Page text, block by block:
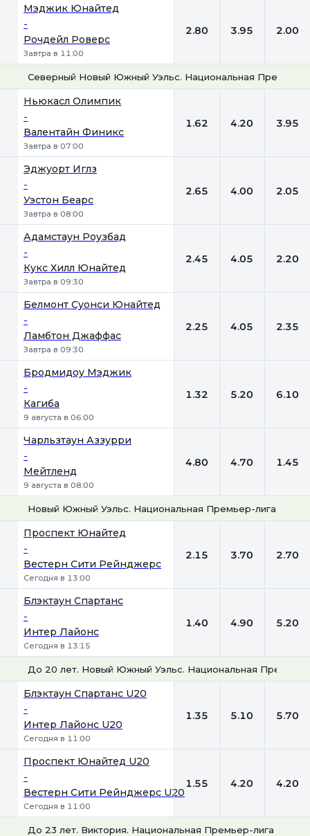
Мэджик Юнайтед
-
Рочдейл Роверс
Завтра в 11:00
2.80 3.95 2.00
Северный Новый Южный Уэльс. Национальная Премьер-
Ньюкасл Олимпик
-
Валентайн Финикс
Завтра в 07:00
1.62 4.20 3.95
Эджуорт Иглз
-
Уэстон Беарс
Завтра в 08:00
2.65 4.00 2.05
Адамстаун Роузбад
-
Кукс Хилл Юнайтед
Завтра в 09:30
2.45 4.05 2.20
Белмонт Суонси Юнайтед
-
Ламбтон Джаффас
Завтра в 09:30
2.25 4.05 2.35
Бродмидоу Мэджик
-
Кагиба
9 августа в 06:00
1.32 5.20 6.10
Чарльзтаун Аззурри
-
Мейтленд
9 августа в 08:00
4.80 4.70 1.45
Новый Южный Уэльс. Национальная Премьер-лига-2
Проспект Юнайтед
-
Вестерн Сити Рейнджерс
Сегодня в 13:00
2.15 3.70 2.70
Блэктаун Спартанс
-
Интер Лайонс
Сегодня в 13:15
1.40 4.90 5.20
До 20 лет. Новый Южный Уэльс. Национальная Премьер-
Блэктаун Спартанс U20
-
Интер Лайонс U20
Сегодня в 11:00
1.35 5.10 5.70
Проспект Юнайтед U20
-
Вестерн Сити Рейнджерс U20
Сегодня в 11:00
1.55 4.20 4.20
До 23 лет. Виктория. Национальная Премьер-лига